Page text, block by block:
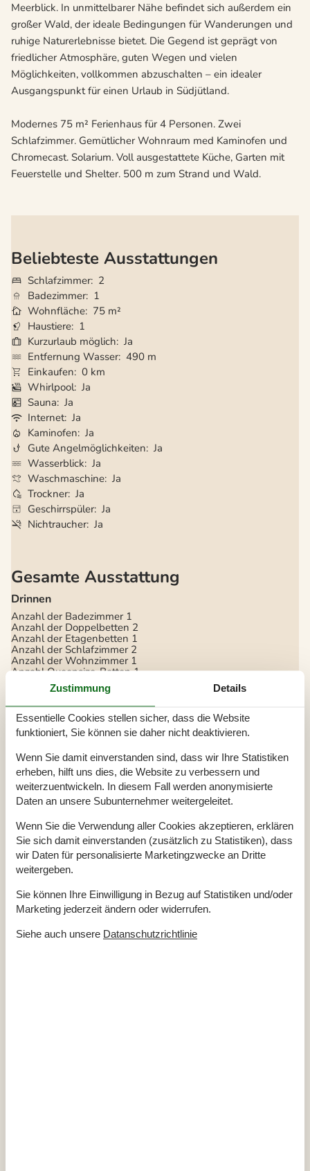
Meerblick. In unmittelbarer Nähe befindet sich außerdem ein
großer Wald, der ideale Bedingungen für Wanderungen und
ruhige Naturerlebnisse bietet. Die Gegend ist geprägt von
friedlicher Atmosphäre, guten Wegen und vielen
Möglichkeiten, vollkommen abzuschalten – ein idealer
Ausgangspunkt für einen Urlaub in Südjütland.
Modernes 75 m² Ferienhaus für 4 Personen. Zwei
Schlafzimmer. Gemütlicher Wohnraum med Kaminofen und
Chromecast. Solarium. Voll ausgestattete Küche, Garten mit
Feuerstelle und Shelter. 500 m zum Strand und Wald.
Beliebteste Ausstattungen
Schlafzimmer 2
Badezimmer 1
Wohnfläche 75 m²
Haustiere 1
Kurzurlaub möglich Ja
Entfernung Wasser 490 m
Einkaufen 0 km
Whirlpool Ja
Sauna Ja
Internet Ja
Kaminofen Ja
Gute Angelmöglichkeiten Ja
Wasserblick Ja
Waschmaschine Ja
Trockner Ja
Geschirrspüler Ja
Nichtraucher Ja
Gesamte Ausstattung
Drinnen
Anzahl der Badezimmer 1
Anzahl der Doppelbetten 2
Anzahl der Etagenbetten 1
Anzahl der Schlafzimmer 2
Anzahl der Wohnzimmer 1
Anzahl Queensize-Betten 1
Anzahl Schlafplätze in Doppelbetten
Babystuhl(e) / Hochstuhl(e) auf Anfrage
Baujahr 2005
Bügeleisen
Dusche
Fernseher
Gesamtzahl der Betten 1
Heizung
Haartrockner
Jahr der letzten Modernisierung der Unterkunft 2005
Kamin oder Heizung
Kleiderschrank
Lounge-Betten
Reinigungsmittel
Sauna
Staubsauger
Whirlpool
WLAN Kostenlos
Wohnfläche (in m²) 75
Zustimmung Details
Essentielle Cookies stellen sicher, dass die Website
funktioniert, Sie können sie daher nicht deaktivieren.
Wenn Sie damit einverstanden sind, dass wir Ihre Statistiken
erheben, hilft uns dies, die Website zu verbessern und
weiterzuentwickeln. In diesem Fall werden anonymisierte
Daten an unsere Subunternehmer weitergeleitet.
Wenn Sie die Verwendung aller Cookies akzeptieren, erklären
Sie sich damit einverstanden (zusätzlich zu Statistiken), dass
wir Daten für personalisierte Marketingzwecke an Dritte
weitergeben.
Sie können Ihre Einwilligung in Bezug auf Statistiken und/oder
Marketing jederzeit ändern oder widerrufen.
Siehe auch unsere Datanschutzrichtlinie